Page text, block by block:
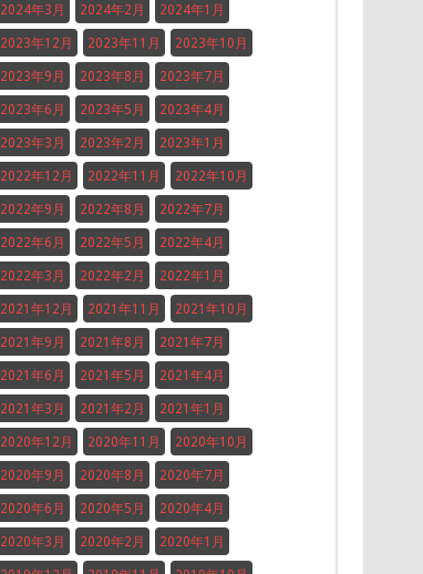
2024年3月 2024年2月 2024年1月
2023年12月 2023年11月 2023年10月
2023年9月 2023年8月 2023年7月
2023年6月 2023年5月 2023年4月
2023年3月 2023年2月 2023年1月
2022年12月 2022年11月 2022年10月
2022年9月 2022年8月 2022年7月
2022年6月 2022年5月 2022年4月
2022年3月 2022年2月 2022年1月
2021年12月 2021年11月 2021年10月
2021年9月 2021年8月 2021年7月
2021年6月 2021年5月 2021年4月
2021年3月 2021年2月 2021年1月
2020年12月 2020年11月 2020年10月
2020年9月 2020年8月 2020年7月
2020年6月 2020年5月 2020年4月
2020年3月 2020年2月 2020年1月